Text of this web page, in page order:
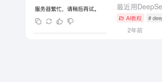
AI教程 #
2年前